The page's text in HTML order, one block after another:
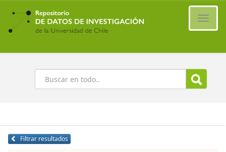
Ir
contenido
principal
Buscar
Filtrar resultados